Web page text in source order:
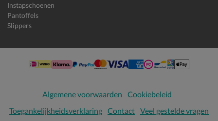
Instapschoenen
Pantoffels
Slippers
Algemene voorwaarden
Cookiebeleid
Toegankelijkheidsverklaring Contact Veel gestelde vragen